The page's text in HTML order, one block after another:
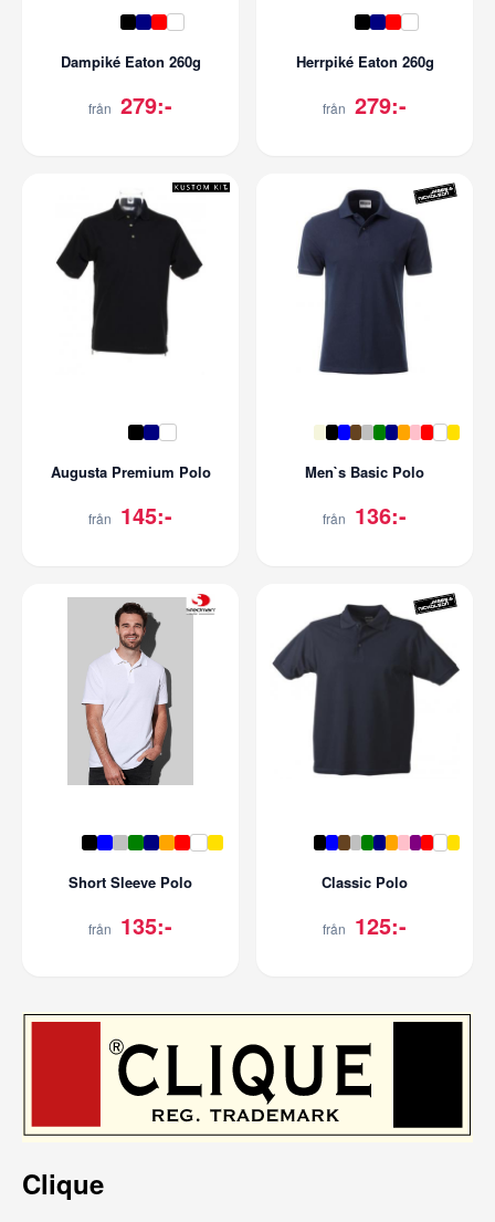
Dampiké Eaton 260g
från 279:-
Herrpiké Eaton 260g
från 279:-
Augusta Premium Polo
från 145:-
Men`s Basic Polo
från 136:-
Short Sleeve Polo
från 135:-
Classic Polo
från 125:-
Clique